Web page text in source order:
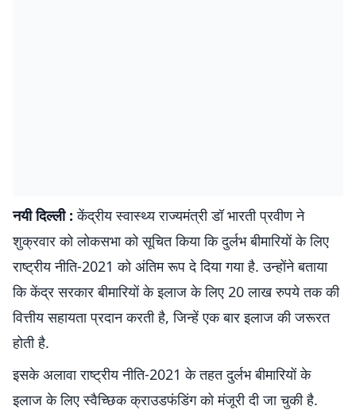
नयी दिल्ली :केंद्रीय स्वास्थ्य राज्यमंत्री डॉ भारती प्रवीण ने
शुक्रवार को लोकसभा को सूचित किया कि दुर्लभ बीमारियों के लिए
राष्ट्रीय नीति-2021 को अंतिम रूप दे दिया गया है. उन्होंने बताया
कि केंद्र सरकार बीमारियों के इलाज के लिए 20 लाख रुपये तक की
वित्तीय सहायता प्रदान करती है, जिन्हें एक बार इलाज की जरूरत
होती है.
इसके अलावा राष्ट्रीय नीति-2021 के तहत दुर्लभ बीमारियों के
इलाज के लिए स्वैच्छिक क्राउडफंडिंग को मंजूरी दी जा चुकी है.